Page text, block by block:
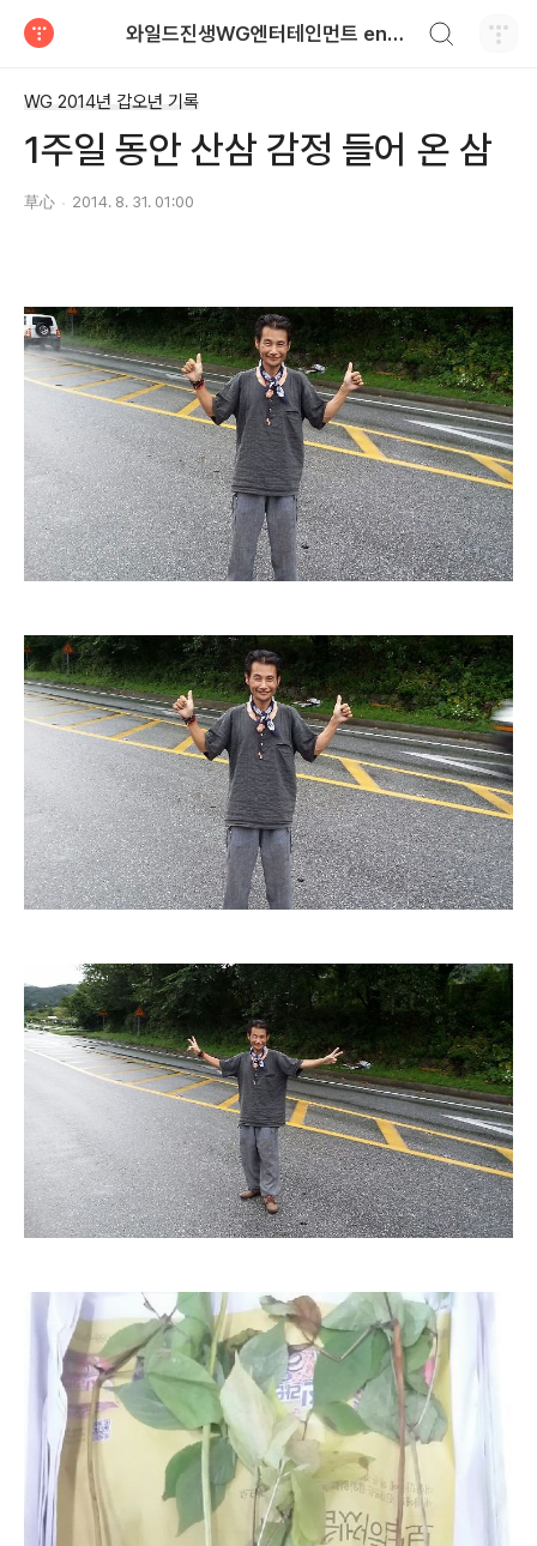
와일드진생WG엔터테인먼트 entertainment
WG 2014년 갑오년 기록
1주일 동안 산삼 감정 들어 온 삼
草心 2014. 8. 31. 01:00